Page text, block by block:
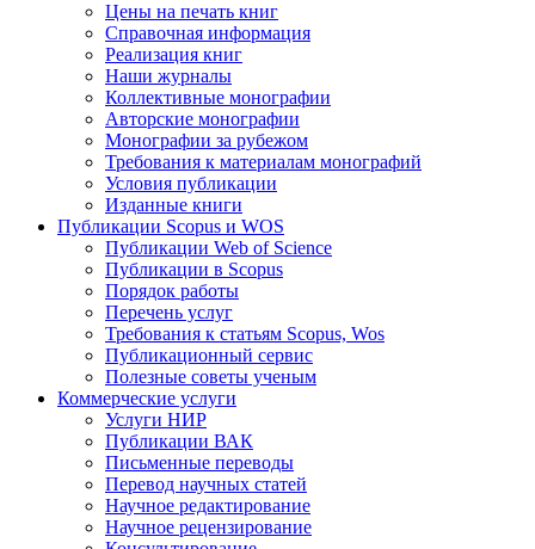
Цены на печать книг
Справочная информация
Реализация книг
Наши журналы
Коллективные монографии
Авторские монографии
Монографии за рубежом
Требования к материалам монографий
Условия публикации
Изданные книги
Публикации Scopus и WOS
Публикации Web of Science
Публикации в Scopus
Порядок работы
Перечень услуг
Требования к статьям Scopus, Wos
Публикационный сервис
Полезные советы ученым
Коммерческие услуги
Услуги НИР
Публикации ВАК
Письменные переводы
Перевод научных статей
Научное редактирование
Научное рецензирование